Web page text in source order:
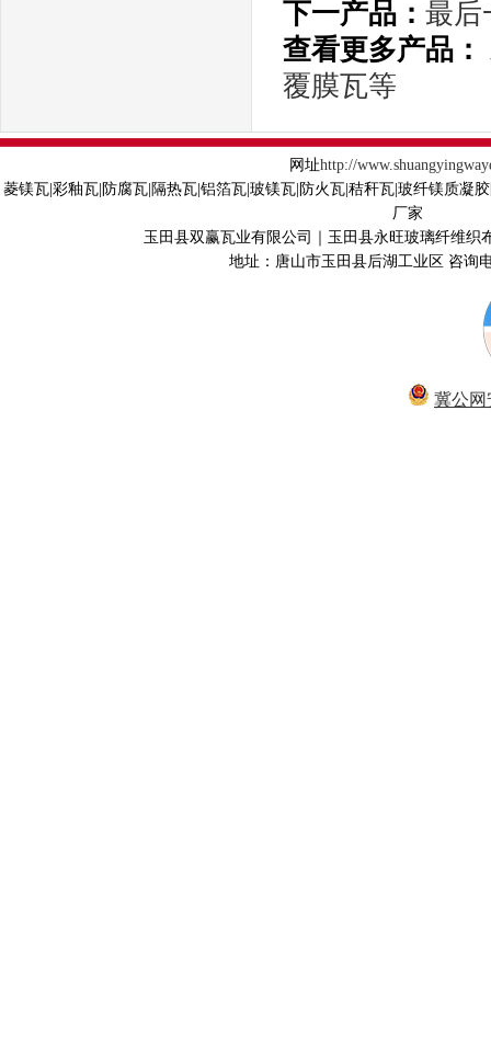
下一产品： 最后
查看更多产品：
覆膜瓦等
网址http://
菱镁瓦|彩釉瓦|防腐瓦|隔热瓦|铝箔瓦|玻镁瓦|防火瓦|秸秆瓦|玻纤镁质凝
厂家
玉田县双赢瓦业有限公司｜玉田县永旺玻璃纤维织
地址：唐山市玉田县后湖工业区 咨询
冀公网